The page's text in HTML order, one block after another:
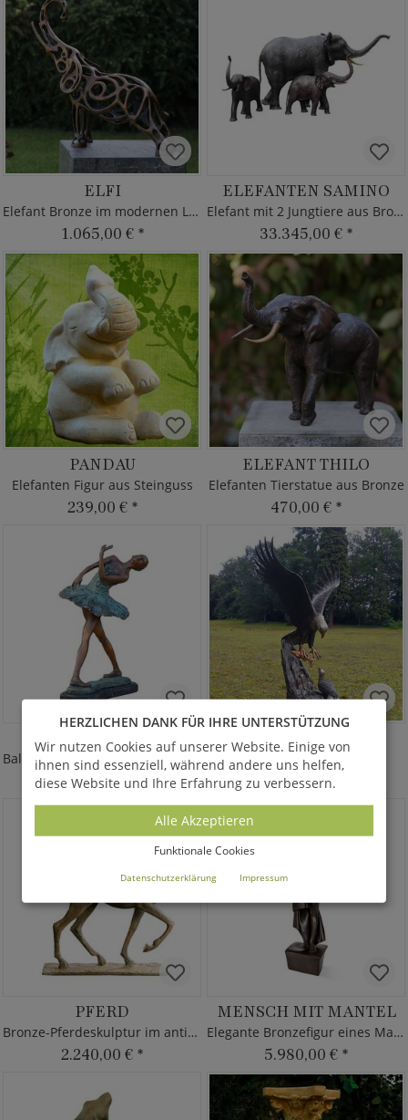
ELFI
Elefant Bronze im modernen Look
1.065,00 € *
ELEFANTEN SAMINO
Elefant mit 2 Jungtiere aus Bronzes
33.345,00 € *
PANDAU
Elefanten Figur aus Steinguss
239,00 € *
ELEFANT THILO
Elefanten Tierstatue aus Bronze
470,00 € *
ORELIA
Ballerina im türkisen Kleid aus Bronze
420,00 € *
GREIF
Statue aus Bronze
5.355,00 €
PFERD
Bronze-Pferdeskulptur im antiken Design
2.240,00 € *
MENSCH MIT MANTEL
Elegante Bronzefigur eines Mannes
5.980,00 € *
HERZLICHEN DANK FÜR IHRE UNTERSTÜTZUNG
Wir nutzen Cookies auf unserer Website. Einige von
ihnen sind essenziell, während andere uns helfen,
diese Website und Ihre Erfahrung zu verbessern.
Alle Akzeptieren
Funktionale Cookies
Datenschutzerklärung Impressum